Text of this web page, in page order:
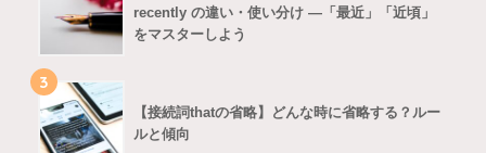
recently の違い・使い分け ―「最近」「近頃」
をマスターしよう
3
【接続詞thatの省略】どんな時に省略する？ルー
ルと傾向